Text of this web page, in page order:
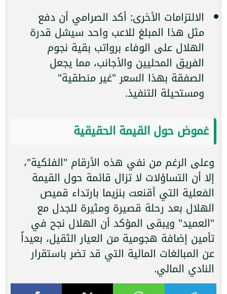
الالتزامات الأخرى: أكد الصرامي أن دفع
مثل هذا المبلغ للاعب واحد سيشل قدرة
الهلال على الوفاء برواتب بقية نجوم
الفريق المحليين والأجانب، مما يجعل
الصفقة بهذا السعر "غير منطقية"
ومستحيلة التنفيذ.
غموض حول القيمة الحقيقية
وعلى الرغم من نفي هذه الأرقام "الفلكية"،
إلا أن التساؤلات لا تزال قائمة حول القيمة
الفعلية التي أقنعت بنزيما بارتداء قميص
الهلال بعد رحلة قصيرة ومثيرة للجدل مع
"العميد" ويبقى المؤكد أن الهلال نجح في
تأمين إضافة هجومية من العيار الثقيل، بعيداً
عن المبالغات المالية التي قد تضر باستقرار
النادي المالي.